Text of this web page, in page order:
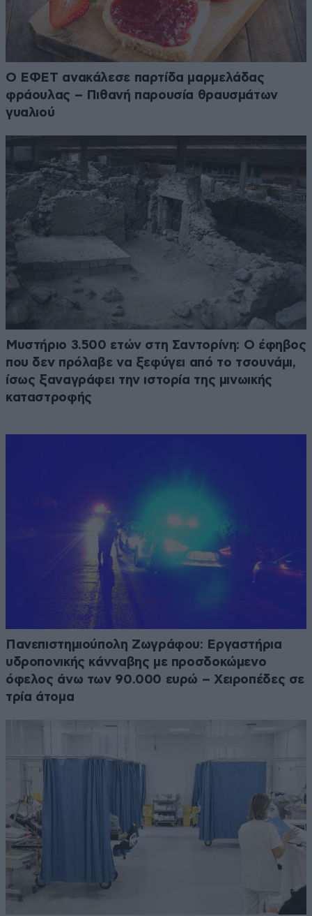
Ο ΕΦΕΤ ανακάλεσε παρτίδα μαρμελάδας
φράουλας – Πιθανή παρουσία θραυσμάτων
γυαλιού
Μυστήριο 3.500 ετών στη Σαντορίνη: Ο έφηβος
που δεν πρόλαβε να ξεφύγει από το τσουνάμι,
ίσως ξαναγράφει την ιστορία της μινωικής
καταστροφής
Πανεπιστημιούπολη Ζωγράφου: Εργαστήρια
υδροπονικής κάνναβης με προσδοκώμενο
όφελος άνω των 90.000 ευρώ – Χειροπέδες σε
τρία άτομα